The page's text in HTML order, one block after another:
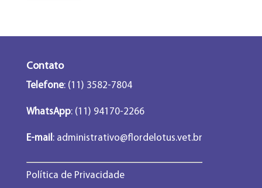
Contato
Telefone: (11) 3582-7804
WhatsApp: (11) 94170-2266
E-mail:administrativo@flordelotus.vet.br
Política de Privacidade